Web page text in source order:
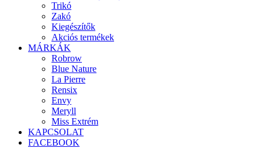
Trikó
Zakó
Kiegészítők
Akciós termékek
MÁRKÁK
Robrow
Blue Nature
La Pierre
Rensix
Envy
Meryll
Miss Extrém
KAPCSOLAT
FACEBOOK